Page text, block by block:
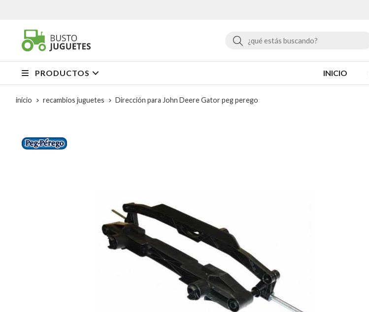
Buscar
PRODUCTOS INICIO
inicio recambios juguetes Dirección para John Deere Gator peg perego